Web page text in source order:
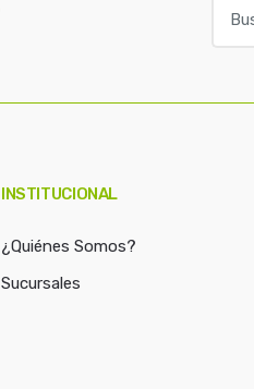
a
INSTITUCIONAL
¿Quiénes Somos?
Sucursales